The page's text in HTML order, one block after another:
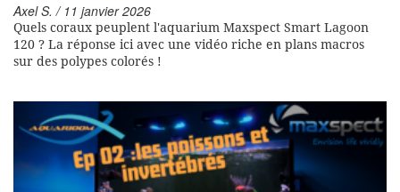
Axel S. / 11 janvier 2026
Quels coraux peuplent l'aquarium Maxspect Smart Lagoon
120 ? La réponse ici avec une vidéo riche en plans macros
sur des polypes colorés !